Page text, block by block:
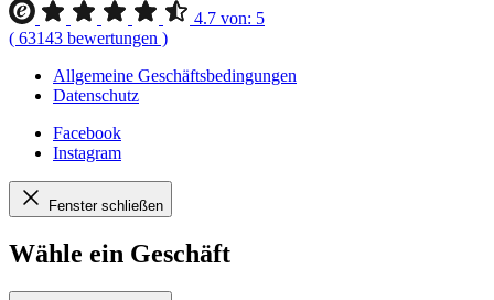
4.7 von: 5
( 63143 bewertungen )
Allgemeine Geschäftsbedingungen
Datenschutz
Facebook
Instagram
Fenster schließen
Wähle ein Geschäft